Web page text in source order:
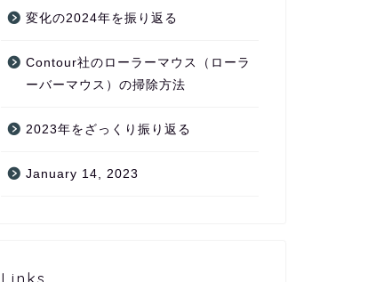
変化の2024年を振り返る
Contour社のローラーマウス（ローラ
ーバーマウス）の掃除方法
2023年をざっくり振り返る
January 14, 2023
Links